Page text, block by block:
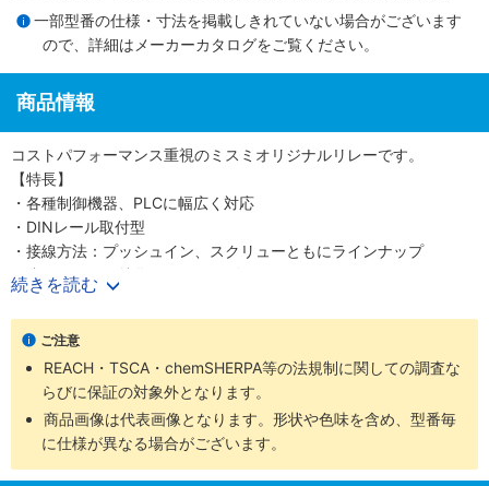
一部型番の仕様・寸法を掲載しきれていない場合がございます
ので、詳細は メーカーカタログをご覧ください。
商品情報
コストパフォーマンス重視のミスミオリジナルリレーです。
【特長】
・各種制御機器、PLCに幅広く対応
・DINレール取付型
・接線方法：プッシュイン、スクリューともにラインナップ
・省スペースに特化したシリーズ
・海外認証取得：UL
続きを読む
ご注意
REACH・TSCA・chemSHERPA等の法規制に関しての調査な
らびに保証の対象外となります。
商品画像は代表画像となります。形状や色味を含め、型番毎
に仕様が異なる場合がございます。